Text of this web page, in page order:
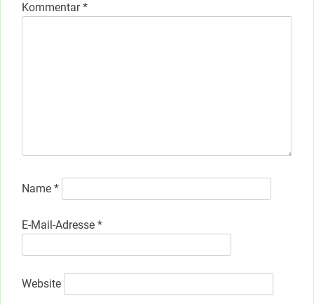
Kommentar*
Name *
E-Mail-Adresse *
Website